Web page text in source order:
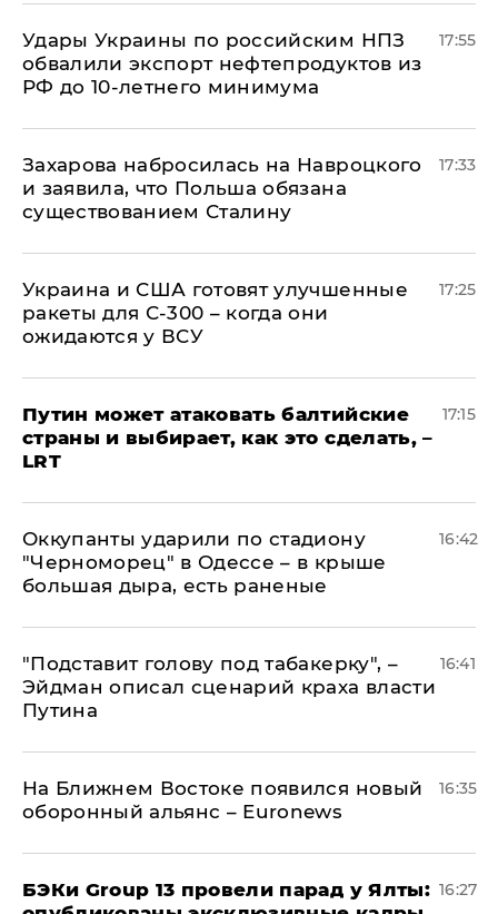
Удары Украины по российским НПЗ
обвалили экспорт нефтепродуктов из
РФ до 10-летнего минимума
17:55
​Захарова набросилась на Навроцкого
и заявила, что Польша обязана
существованием Сталину
17:33
Украина и США готовят улучшенные
ракеты для С-300 – когда они
ожидаются у ВСУ
17:25
Путин может атаковать балтийские
страны и выбирает, как это сделать, –
LRT
17:15
Оккупанты ударили по стадиону
"Черноморец" в Одессе – в крыше
большая дыра, есть раненые
16:42
​"Подставит голову под табакерку", –
Эйдман описал сценарий краха власти
Путина
16:41
На Ближнем Востоке появился новый
оборонный альянс – Euronews
16:35
​БЭКи Group 13 провели парад у Ялты: 16:27